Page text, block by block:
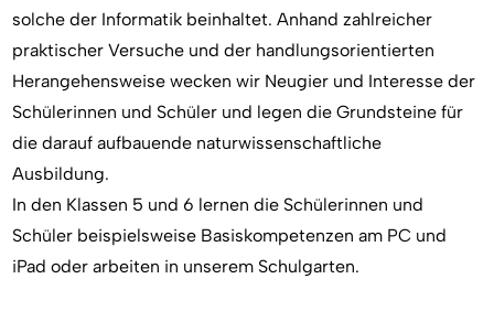
solche der Informatik beinhaltet. Anhand zahlreicher
praktischer Versuche und der handlungsorientierten
Herangehensweise wecken wir Neugier und Interesse der
Schülerinnen und Schüler und legen die Grundsteine für
die darauf aufbauende naturwissenschaftliche
Ausbildung.
In den Klassen 5 und 6 lernen die Schülerinnen und
Schüler beispielsweise Basiskompetenzen am PC und
iPad oder arbeiten in unserem Schulgarten.